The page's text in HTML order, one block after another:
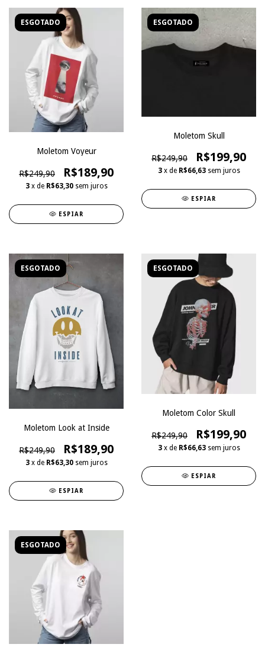
ESGOTADO
Moletom Voyeur
R$249,90 R$189,90
3 x de R$63,30 sem juros
ESPIAR
ESGOTADO
Moletom Skull
R$249,90 R$199,90
3 x de R$66,63 sem juros
ESPIAR
ESGOTADO
Moletom Look at Inside
R$249,90 R$189,90
3 x de R$63,30 sem juros
ESPIAR
ESGOTADO
Moletom Color Skull
R$249,90 R$199,90
3 x de R$66,63 sem juros
ESPIAR
ESGOTADO